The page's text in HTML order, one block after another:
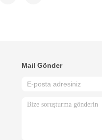
Mail Gönder